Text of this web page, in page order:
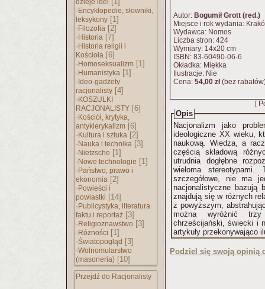
dzieje idei
· Encyklopedie, słowniki,
leksykony [1]
· Filozofia [2]
· Historia [7]
· Historia religii i
Kościoła [6]
· Homoseksualizm [1]
· Humanistyka [1]
· Ideo-gadżety
racjonalisty [4]
· KOSZULKI
RACJONALISTY [6]
· Kościół, krytyka,
antyklerykalizm [6]
· Kultura i sztuka [2]
· Nauka i technika [3]
· Nietzsche [1]
· Nowe technologie [1]
· Państwo, prawo i
ekonomia [2]
· Powieści i
powiastki [14]
· Publicystyka, literatura
faktu i reportaż [3]
· Religioznawstwo [3]
· Różności [1]
·Światopogląd [3]
·Wolnomularstwo
(masoneria) [10]
Przejdź do Racjonalisty
Autor: Bogumił Grott (red.)
Miejsce i rok wydania:
Wydawca: Nomos
Liczba stron: 424
Wymiary: 14x20 cm
ISBN: 83-60490-06-6
Okładka: Miękka
Ilustracje: Nie
Cena: 54,00 zł(bez
[
Opis
Nacjonalizm jako
ideologiczne XX wieku,
naukową. Wiedza, a
częścią składową
utrudnia dogłębne
wieloma
szczegółowe, nie ma
nacjonalistyczne bazują
znajdują się w różnych
z powyższym,
można wyróżnić trzy
chrześcijański, świecki i
artykuły przekonywająco
Podziel się swoją opinią